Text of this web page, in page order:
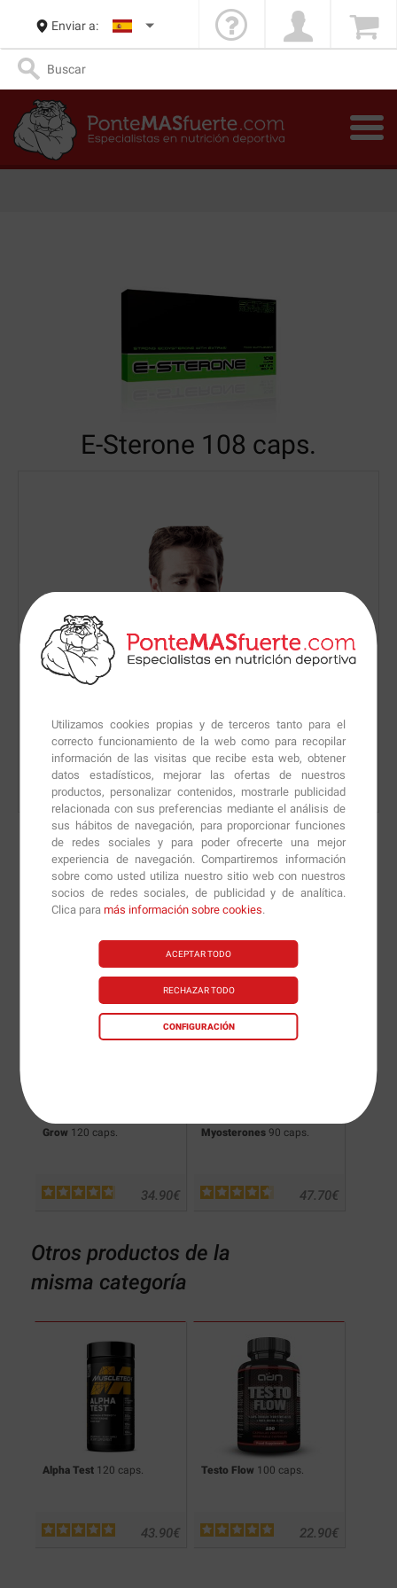
Utilizamos cookies propias y de terceros tanto para el
correcto funcionamiento de la web como para recopilar
información de las visitas que recibe esta web, obtener
datos estadísticos, mejorar las ofertas de nuestros
productos, personalizar contenidos, mostrarle publicidad
relacionada con sus preferencias mediante el análisis de
sus hábitos de navegación, para proporcionar funciones
de redes sociales y para poder ofrecerte una mejor
experiencia de navegación. Compartiremos información
sobre como usted utiliza nuestro sitio web con nuestros
socios de redes sociales, de publicidad y de analítica.
Clica paramás información sobre cookies.
ACEPTAR TODO
RECHAZAR TODO
CONFIGURACIÓN
Enviar a:
E-Sterone 108 caps.
Nuevas versiones y
recomendaciones de
nuestros nutricionistas.
Grow 120 caps.
€
34.90
Myosterones 90 caps.
€
47.70
Otros productos de la
misma categoría
Alpha Test 120 caps.
€
43.90
Testo Flow 100 caps.
€
22.90